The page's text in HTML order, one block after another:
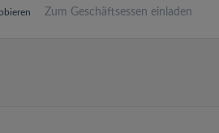
Zum Geschäftsessen einladen